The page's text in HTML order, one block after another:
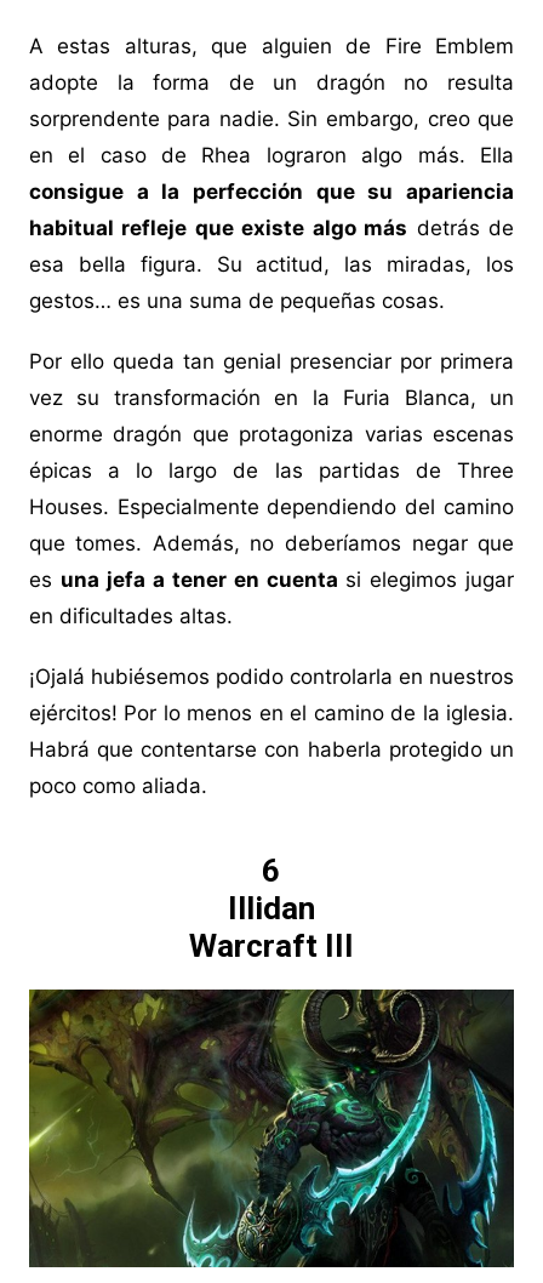
A estas alturas, que alguien de Fire Emblem
adopte la forma de un dragón no resulta
sorprendente para nadie. Sin embargo, creo que
en el caso de Rhea lograron algo más. Ella
consigue a la perfección que su apariencia
habitual refleje que existe algo más detrás de
esa bella figura. Su actitud, las miradas, los
gestos… es una suma de pequeñas cosas.
Por ello queda tan genial presenciar por primera
vez su transformación en la Furia Blanca, un
enorme dragón que protagoniza varias escenas
épicas a lo largo de las partidas de Three
Houses. Especialmente dependiendo del camino
que tomes. Además, no deberíamos negar que
es una jefa a tener en cuenta si elegimos jugar
en dificultades altas.
¡Ojalá hubiésemos podido controlarla en nuestros
ejércitos! Por lo menos en el camino de la iglesia.
Habrá que contentarse con haberla protegido un
poco como aliada.
6
Illidan
Warcraft III